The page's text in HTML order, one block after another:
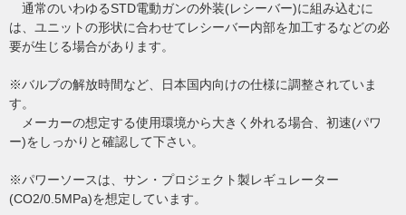
通常のいわゆるSTD電動ガンの外装(レシーバー)に組み込むに
は、ユニットの形状に合わせてレシーバー内部を加工するなどの必
要が生じる場合があります。
※バルブの解放時間など、日本国内向けの仕様に調整されていま
す。
メーカーの想定する使用環境から大きく外れる場合、初速(パワ
ー)をしっかりと確認して下さい。
※パワーソースは、サン・プロジェクト製レギュレーター
(CO2/0.5MPa)を想定しています。